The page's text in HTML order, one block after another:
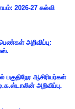
2026-27 கல்வி
அறிவிப்பு:
பகுதிநேர ஆசிரியர்கள்
அறிவிப்பு.